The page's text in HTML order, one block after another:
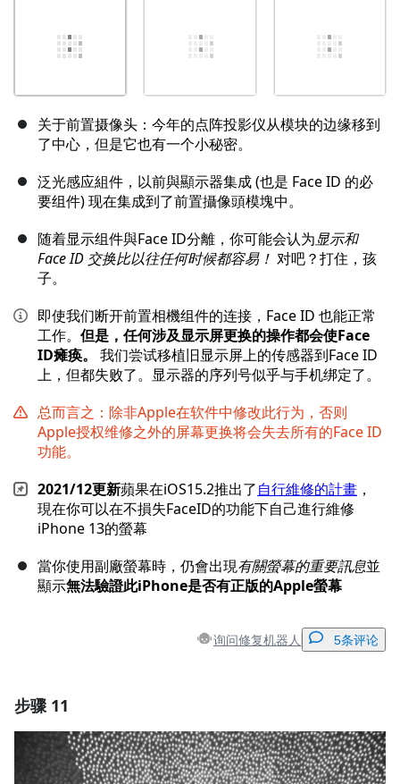
关于前置摄像头：今年的点阵投影仪从模块的边缘移到
了中心，但是它也有一个小秘密。
泛光感应組件，以前與顯示器集成 (也是 Face ID 的必
要组件) 现在集成到了前置攝像頭模塊中。
随着显示组件與Face ID分離，你可能会认为显示和
Face ID 交换比以往任何时候都容易！ 对吧？打住，孩
子。
即使我们断开前置相機组件的连接，Face ID 也能正常
工作。 但是，任何涉及显示屏更换的操作都会使Face
ID瘫痪。
我们尝试移植旧显示屏上的传感器到Face ID
上，但都失败了。显示器的序列号似乎与手机绑定了。
总而言之：除非Apple在软件中修改此行为，否则
Apple授权维修之外的屏幕更换将会失去所有的Face ID
功能。
2021/12更新蘋果在iOS15.2推出了自行維修的計畫 ，
現在你可以在不損失FaceID的功能下自己進行維修
iPhone 13的螢幕
當你使用副廠螢幕時，仍會出現有關螢幕的重要訊息並
顯示無法驗證此iPhone是否有正版的Apple螢幕
询问修复机器人 5条评论
添加评论
步骤 11